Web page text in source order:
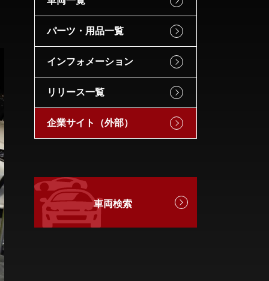
パーツ・用品一覧
インフォメーション
リリース一覧
企業サイト（外部）
車両検索